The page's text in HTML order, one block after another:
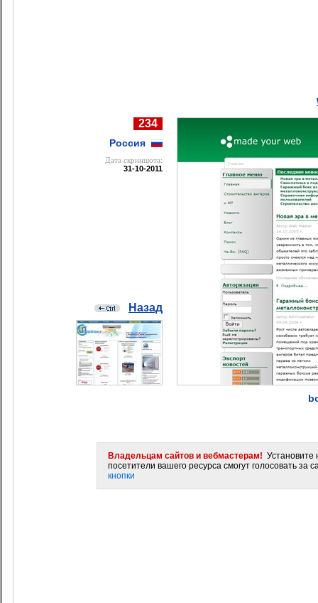
234
Россия
Дата cкриншота:
31-10-2011
Назад
Владельцам сайтов и вебмастерам! Установите
посетители вашего ресурса смогут голосовать за
кнопки